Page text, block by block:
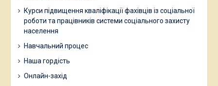
Курси підвищення кваліфікації фахівців із соціальної
роботи та працівників системи соціального захисту
населення
Навчальний процес
Наша гордість
Онлайн-захід